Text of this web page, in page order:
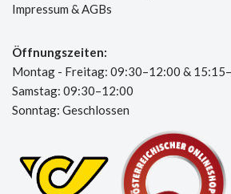
Impressum & AGBs
Öffnungszeiten:
Montag - Freitag: 09:30–12:00 &
Samstag: 09:30–12:00
Sonntag: Geschlossen